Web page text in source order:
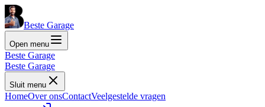
Beste Garage
Open menu
Beste Garage
Beste Garage
Sluit menu
HomeOver onsContactVeelgestelde vragen